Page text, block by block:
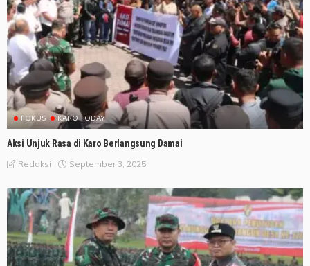
FOKUS KARO TODAY
Aksi Unjuk Rasa di Karo Berlangsung Damai
Redaksi September 3, 2025